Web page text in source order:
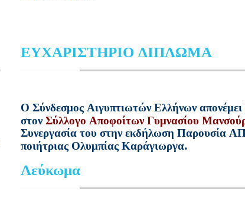
ΕΥΧΑΡΙΣΤΗΡΙΟ ΔΙΠΛΩΜΑ
Ο Σύνδεσμος Αιγυπτιωτών Ελλήνων απονέμει
στονΣύλλογο ΑποφοίτωνΓυμνασίου
Συνεργασία του στην εκδήλωση Παρουσία
ποιήτριας Ολυμπίας Καράγιωργα.
Λεύκωμα